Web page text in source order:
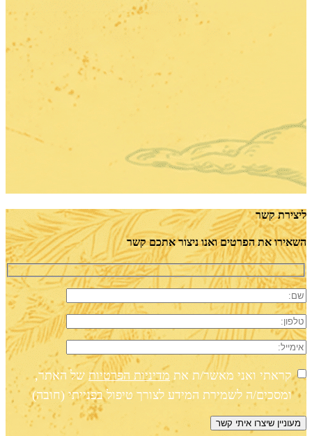
ליצירת קשר
השאירו את הפרטים ואנו ניצור אתכם קשר
קראתי ואני מאשר/ת את מדיניות הפרטיות של האתר,
ומסכים/ה לשמירת המידע לצורך טיפול בפנייתי (חובה)